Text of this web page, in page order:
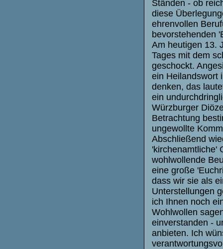
Ständen - ob
diese
ehrenvollen
bevorstehenden
Am heutigen 13.
Tages mit dem
geschockt.
ein Heilandswort
denken, das
ein
Würzburger
Betrachtung
ungewollte
Abschließend
'kirchenamtliche'
wohlwollende
eine große
dass wir sie als
Unterstellungen
ich Ihnen noch
Wohlwollen
einverstanden -
anbieten. Ich